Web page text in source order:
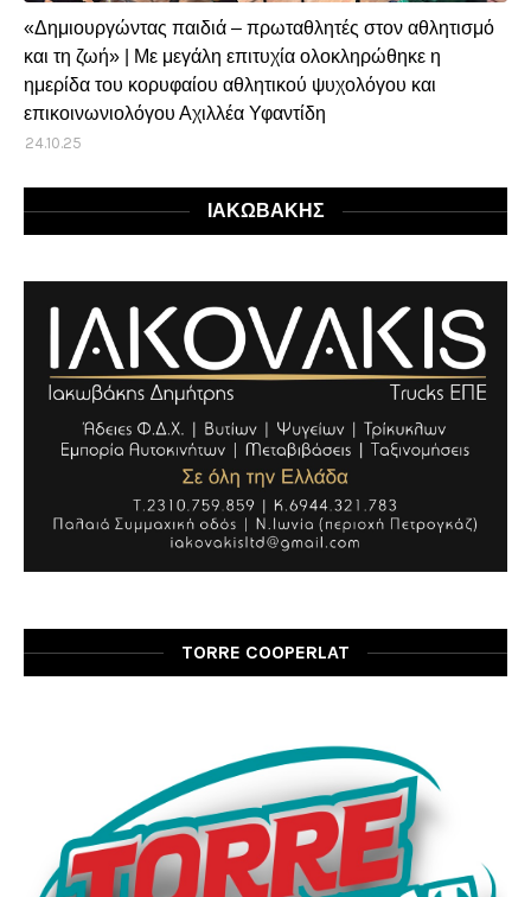
«Δημιουργώντας παιδιά – πρωταθλητές στον αθλητισμό
και τη ζωή» | Με μεγάλη επιτυχία ολοκληρώθηκε η
ημερίδα του κορυφαίου αθλητικού ψυχολόγου και
επικοινωνιολόγου Αχιλλέα Υφαντίδη
24.10.25
ΙΑΚΩΒΑΚΗΣ
TORRE COOPERLAT